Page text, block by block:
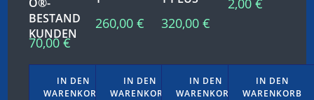
BESTAND
KUNDEN
70,00€
IN DEN
WARENKORB
260,00 €
IN DEN
WARENKORB
320,00€
IN DEN
WARENKORB
2,00 €
IN DEN
WARENKORB